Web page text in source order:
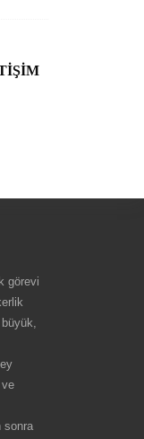
görevi
ve
sonra